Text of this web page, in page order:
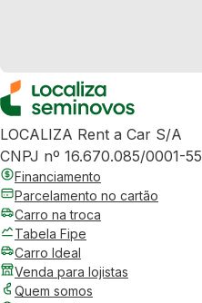
LOCALIZA Rent a Car S/A
CNPJ nº 16.670.085/0001-55
Financiamento
Parcelamento no cartão
Carro na troca
Tabela Fipe
Carro Ideal
Venda para lojistas
Quem somos